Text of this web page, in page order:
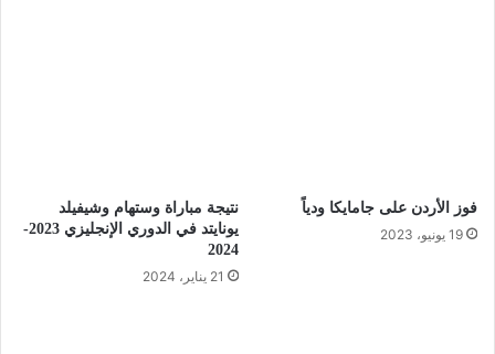
فوز الأردن على جامايكا ودياً
19 يونيو، 2023
نتيجة مباراة وستهام وشيفيلد
يونايتد في الدوري الإنجليزي 2023-
2024
21 يناير، 2024